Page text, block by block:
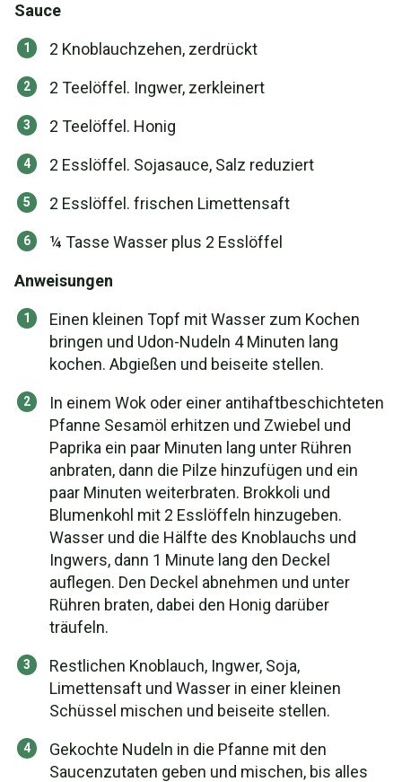
Sauce
2 Knoblauchzehen, zerdrückt
2 Teelöffel. Ingwer, zerkleinert
2 Teelöffel. Honig
2 Esslöffel. Sojasauce, Salz reduziert
2 Esslöffel. frischen Limettensaft
¼ Tasse Wasser plus 2 Esslöffel
Anweisungen
Einen kleinen Topf mit Wasser zum Kochen
bringen und Udon-Nudeln 4 Minuten lang
kochen. Abgießen und beiseite stellen.
In einem Wok oder einer antihaftbeschichteten
Pfanne Sesamöl erhitzen und Zwiebel und
Paprika ein paar Minuten lang unter Rühren
anbraten, dann die Pilze hinzufügen und ein
paar Minuten weiterbraten. Brokkoli und
Blumenkohl mit 2 Esslöffeln hinzugeben.
Wasser und die Hälfte des Knoblauchs und
Ingwers, dann 1 Minute lang den Deckel
auflegen. Den Deckel abnehmen und unter
Rühren braten, dabei den Honig darüber
träufeln.
Restlichen Knoblauch, Ingwer, Soja,
Limettensaft und Wasser in einer kleinen
Schüssel mischen und beiseite stellen.
Gekochte Nudeln in die Pfanne mit den
Saucenzutaten geben und mischen, bis alles